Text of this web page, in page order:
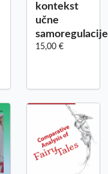
kontekst
učne
samoregulacije
15,00 €